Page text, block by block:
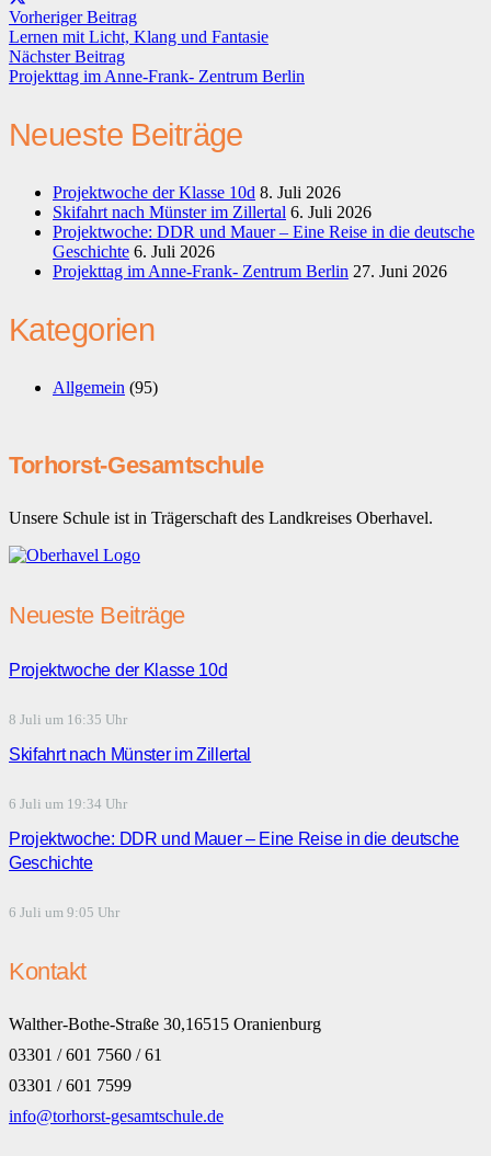
Vorheriger Beitrag
Lernen mit Licht, Klang und Fantasie
Nächster Beitrag
Projekttag im Anne-Frank- Zentrum Berlin
Neueste Beiträge
Projektwoche der Klasse 10d 8. Juli 2026
Skifahrt nach Münster im Zillertal 6. Juli 2026
Projektwoche: DDR und Mauer – Eine Reise in die deutsche
Geschichte 6. Juli 2026
Projekttag im Anne-Frank- Zentrum Berlin 27. Juni 2026
Kategorien
Allgemein (95)
Torhorst-Gesamtschule
Unsere Schule ist in Trägerschaft des Landkreises Oberhavel.
Neueste Beiträge
Projektwoche der Klasse 10d
8 Juli um 16:35 Uhr
Skifahrt nach Münster im Zillertal
6 Juli um 19:34 Uhr
Projektwoche: DDR und Mauer – Eine Reise in die deutsche
Geschichte
6 Juli um 9:05 Uhr
Kontakt
Walther-Bothe-Straße 30,16515 Oranienburg
03301 / 601 7560 / 61
03301 / 601 7599
info@torhorst-gesamtschule.de